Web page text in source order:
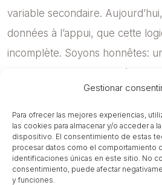
Gestionar
Para ofrecer las mejores experiencias,
las cookies para almacenar y/o acceder a
dispositivo. El consentimiento de estas
procesar datos como el comportamiento
identificaciones únicas en este sitio. No
consentimiento, puede afectar
y funciones.
variable secondaire.
données à l’appui, que cette
incomplète. Soyons honnêtes:
chambres via des intermédiaires
afficher une occupation
médiocre. Les commissions des
distribution, le manque de
client et l’incapacité à
avec le client sont des facteurs